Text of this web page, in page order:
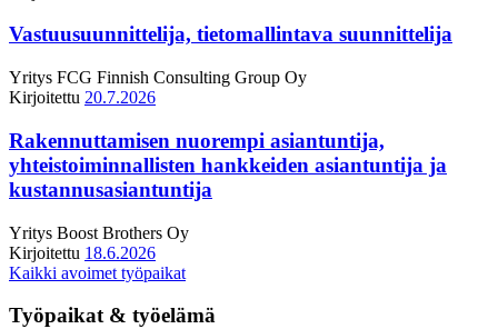
Vastuusuunnittelija, tietomallintava suunnittelija
Yritys FCG Finnish Consulting Group Oy
Kirjoitettu 20.7.2026
Rakennuttamisen nuorempi asiantuntija,
yhteistoiminnallisten hankkeiden asiantuntija ja
kustannusasiantuntija
Yritys Boost Brothers Oy
Kirjoitettu 18.6.2026
Kaikki avoimet työpaikat
Työpaikat & työelämä